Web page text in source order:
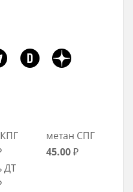
метан СПГ
45.00₽
ДТ